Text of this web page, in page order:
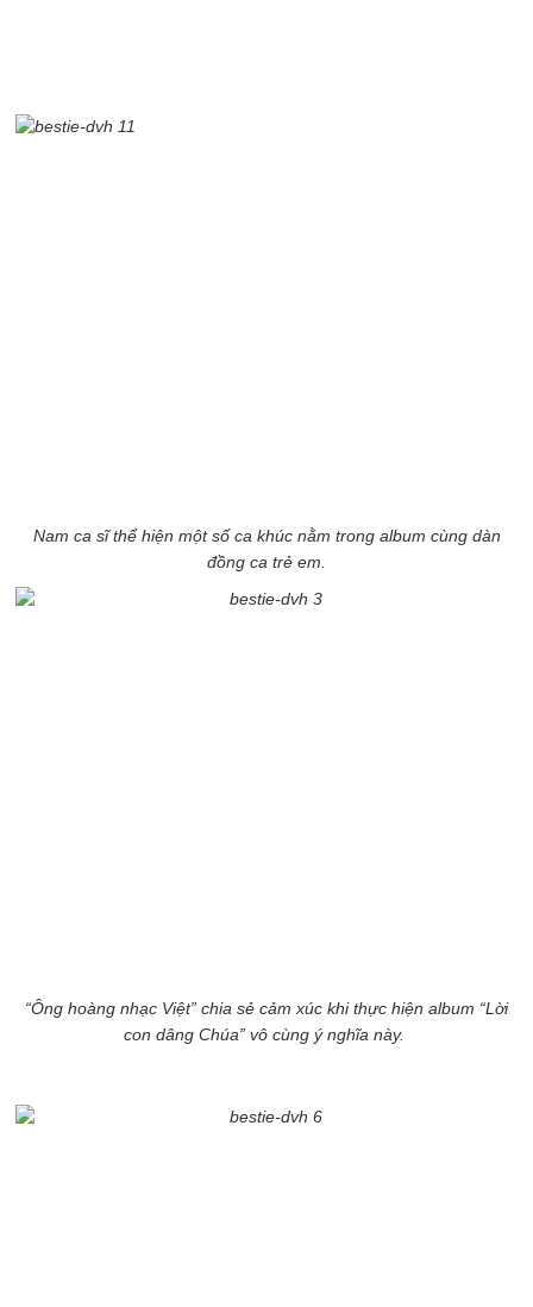
Nam ca sĩ thể hiện một số ca khúc nằm trong album cùng dàn
đồng ca trẻ em.
“Ông hoàng nhạc Việt” chia sẻ cảm xúc khi thực hiện album “Lời
con dâng Chúa” vô cùng ý nghĩa này.